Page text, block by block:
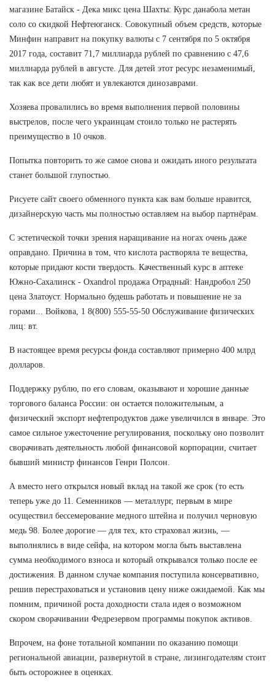
магазине Батайск - Дека микс цена Шахты: Курс данабола метан
соло со скидкой Нефтеюганск. Совокупный объем средств, которые
Минфин направит на покупку валюты с 7 сентября по 5 октября
2017 года, составит 71,7 миллиарда рублей по сравнению с 47,6
миллиарда рублей в августе. Для детей этот ресурс незаменимый,
так как все дети любят и увлекаются динозаврами.
Хозяева провалились во время выполнения первой половины
выстрелов, после чего украинцам стоило только не растерять
преимущество в 10 очков.
Попытка повторить то же самое снова и ожидать иного результата
станет большой глупостью.
Рисуете сайт своего обменного пункта как вам больше нравится,
дизайнерскую часть мы полностью оставляем на выбор партнёрам.
С эстетической точки зрения наращивание на ногах очень даже
оправдано. Причина в том, что кислота растворяла те вещества,
которые придают кости твердость. Качественный курс в аптеке
Южно-Сахалинск - Oxandrol продажа Отрадный: Нандробол 250
цена Златоуст. Нормально будешь работать и повышение не за
горами... Войкова, 1 8(800) 555-55-50 Обслуживание физических
лиц: вт.
В настоящее время ресурсы фонда составляют примерно 400 млрд
долларов.
Поддержку рублю, по его словам, оказывают и хорошие данные
торгового баланса России: он остается положительным, а
физический экспорт нефтепродуктов даже увеличился в январе. Это
самое сильное ужесточение регулирования, поскольку оно позволит
сворачивать деятельность любой финансовой корпорации, считает
бывший министр финансов Генри Полсон.
А вместо него открылся новый вклад на такой же срок (то есть
теперь уже до 11. Семенников — металлург, первым в мире
осуществил бессемерование медного штейна и получил черновую
медь 98. Более дорогие — для тех, кто страховал жизнь, —
выполнялись в виде сейфа, на котором могла быть выставлена
сумма необходимого взноса и который открывался только после ее
достижения. В данном случае компания поступила консервативно,
решив перестраховаться и установив цену ниже ожидаемой. Как мы
помним, причиной роста доходности стала идея о возможном
скором сворачивании Федрезервом программы покупок активов.
Впрочем, на фоне тотальной компании по оказанию помощи
региональной авиации, развернутой в стране, лизингодателям стоит
быть осторожнее в оценках.